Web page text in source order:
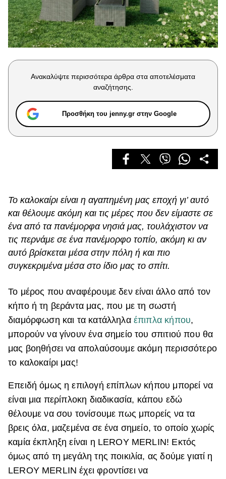
Real Women
Πρόσωπα
Συνεντεύξεις
Ask the Guru
Success Stories
Deco
Cooking
Green
Αφιερώματα
ΒΟΞ
Χωρίς Ταμπέλες
Women's Forum
Hautes Grecians
Γάμος
Ανακαλύψτε περισσότερα άρθρα στα αποτελέσματα
αναζήτησης.
Προσθήκη του jenny.gr στην Google
Το καλοκαίρι είναι η αγαπημένη μας εποχή γι’ αυτό
και θέλουμε ακόμη και τις μέρες που δεν είμαστε σε
ένα από τα πανέμορφα νησιά μας, τουλάχιστον να
τις περνάμε σε ένα πανέμορφο τοπίο, ακόμη κι αν
αυτό βρίσκεται μέσα στην πόλη ή και πιο
συγκεκριμένα μέσα στο ίδιο μας το σπίτι.
Το μέρος που αναφέρουμε δεν είναι άλλο από τον
κήπο ή τη βεράντα μας, που με τη σωστή
διαμόρφωση και τα κατάλληλα έπιπλα κήπου,
μπορούν να γίνουν ένα σημείο του σπιτιού που θα
μας βοηθήσει να απολαύσουμε ακόμη περισσότερο
το καλοκαίρι μας!
Επειδή όμως η επιλογή επίπλων κήπου μπορεί να
είναι μια περίπλοκη διαδικασία, κάπου εδώ
θέλουμε να σου τονίσουμε πως μπορείς να τα
βρεις όλα, μαζεμένα σε ένα σημείο, το οποίο χωρίς
καμία έκπληξη είναι η LEROY MERLIN! Εκτός
όμως από τη μεγάλη της ποικιλία, ας δούμε γιατί η
LEROY MERLIN έχει φροντίσει να